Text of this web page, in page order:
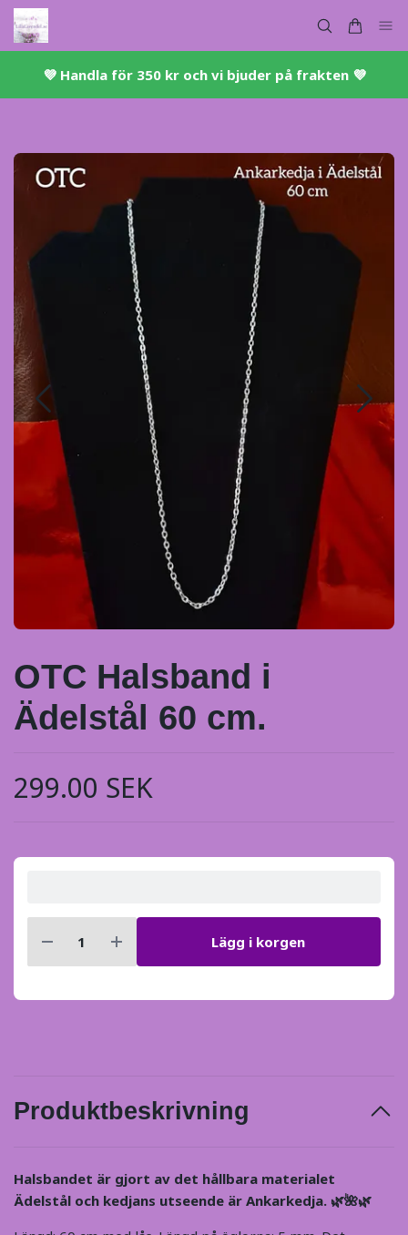
💜 ​Handla för 350 kr och vi bjuder på frakten 💜​
OTC Halsband i
Ädelstål 60 cm.
299.00 SEK
Lägg i korgen
Produktbeskrivning
Halsbandet är gjort av det hållbara materialet
Ädelstål och kedjans utseende är Ankarkedja. 🌿🌺🌿